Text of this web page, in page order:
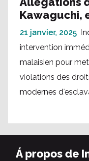
Kawaguchi,
21 janvier, 2025
intervention
malaisien pour
violations des
modernes
Á propos de